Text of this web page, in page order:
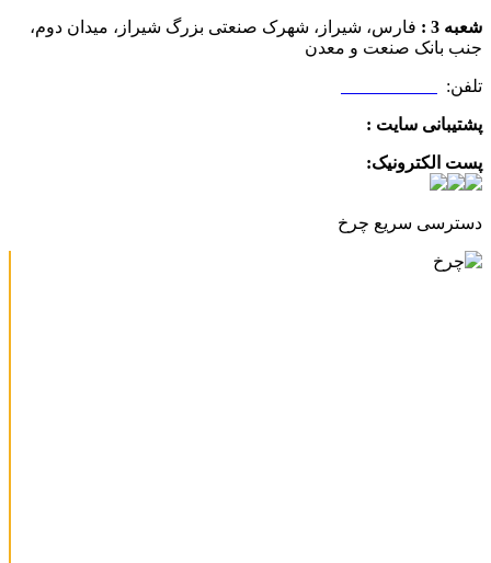
شعبه 3 :
فارس، شیراز، شهرک صنعتی بزرگ شیراز، میدان دوم،
جنب بانک صنعت و معدن
تلفن:
پشتیبانی سایت :
پست الکترونیک:
دسترسی سریع چرخ